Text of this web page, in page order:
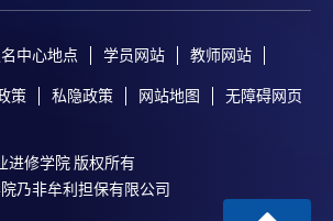
中心地点 学员网站 教师网站
策 私隐政策 网站地图 无障碍网页
进修学院 版权所有
乃非牟利担保有限公司